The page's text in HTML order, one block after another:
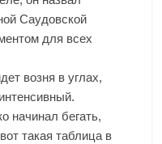
Саудовской
для всех
возня в углах,
начинал бегать,
такая таблица в